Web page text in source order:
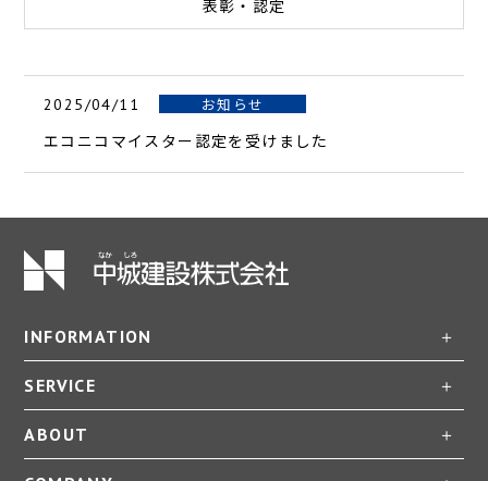
表彰・認定
2025/04/11 お知らせ
エコニコマイスター認定を受けました
INFORMATION
SERVICE
ABOUT